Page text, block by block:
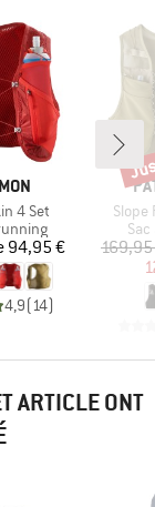
4 Set
94,95 €
4,9( 14)
Article
Slope
ARTICLE ONT